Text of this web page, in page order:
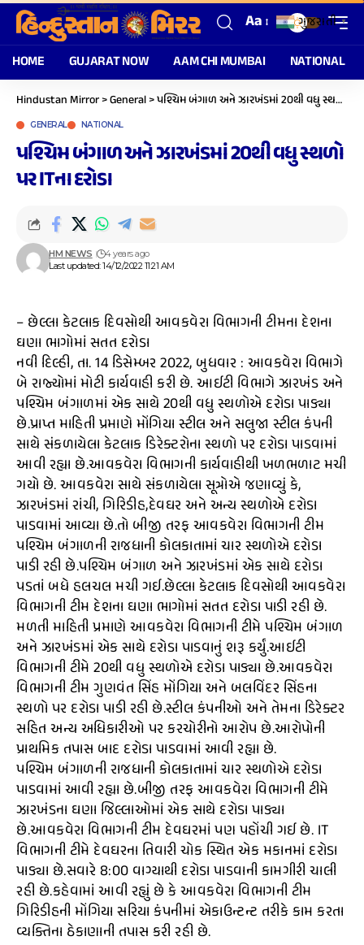
Aa
HOME GUJARAT NOW AAM CHI MUMBAI NATIONAL
Hindustan Mirror>General>પશ્ચિમ બંગાળ અને ઝારખંડમાં 20થી વધુ સ્થળો પર ITના દરોડા
GENERAL NATIONAL
પશ્ચિમ બંગાળ અને ઝારખંડમાં 20થી વધુ સ્થળો
પર ITના દરોડા
Last updated: 14/12/2022 11:21 AM
HM NEWS 4 years ago
– છેલ્લા કેટલાક દિવસોથી આવકવેરા વિભાગની ટીમના દેશના
ઘણા ભાગોમાં સતત દરોડા
નવી દિલ્હી, તા. 14 ડિસેમ્બર 2022, બુધવાર : આવકવેરા વિભાગે
બે રાજ્યોમાં મોટી કાર્યવાહી કરી છે. આઈટી વિભાગે ઝારખંડ અને
પશ્ચિમ બંગાળમાં એક સાથે 20થી વધુ સ્થળોએ દરોડા પાડ્યા
છે.પ્રાપ્ત માહિતી પ્રમાણે મોંગિયા સ્ટીલ અને સલુજા સ્ટીલ કંપની
સાથે સંકળાયેલા કેટલાક ડિરેક્ટરોના સ્થળો પર દરોડા પાડવામાં
આવી રહ્યા છે.આવકવેરા વિભાગની કાર્યવાહીથી ખળભળાટ મચી
ગયો છે. આવકવેરા સાથે સંકળાયેલા સૂત્રોએ જણાવ્યું કે,
ઝારખંડમાં રાંચી, ગિરિડીહ,દેવઘર અને અન્ય સ્થળોએ દરોડા
પાડવામાં આવ્યા છે.તો બીજી તરફ આવકવેરા વિભાગની ટીમ
પશ્ચિમ બંગાળની રાજધાની કોલકાતામાં ચાર સ્થળોએ દરોડા
પાડી રહી છે.પશ્ચિમ બંગાળ અને ઝારખંડમાં એક સાથે દરોડા
પડતાં બધે હલચલ મચી ગઈ.છેલ્લા કેટલાક દિવસોથી આવકવેરા
વિભાગની ટીમ દેશના ઘણા ભાગોમાં સતત દરોડા પાડી રહી છે.
મળતી માહિતી પ્રમાણે આવકવેરા વિભાગની ટીમે પશ્ચિમ બંગાળ
અને ઝારખંડમાં એક સાથે દરોડા પાડવાનું શરૂ કર્યું.આઈટી
વિભાગની ટીમે 20થી વધુ સ્થળોએ દરોડા પાડ્યા છે.આવકવેરા
વિભાગની ટીમ ગુણવંત સિંહ મોંગિયા અને બલવિંદર સિંહના
સ્થળો પર દરોડા પાડી રહી છે.સ્ટીલ કંપનીઓ અને તેમના ડિરેક્ટર
સહિત અન્ય અધિકારીઓ પર કરચોરીનો આરોપ છે.આરોપોની
પ્રાથમિક તપાસ બાદ દરોડા પાડવામાં આવી રહ્યા છે.
પશ્ચિમ બંગાળની રાજધાની કોલકાતામાં ચાર સ્થળોએ દરોડા
પાડવામાં આવી રહ્યા છે.બીજી તરફ આવકવેરા વિભાગની ટીમે
ઝારખંડના ઘણા જિલ્લાઓમાં એક સાથે દરોડા પાડ્યા
છે.આવકવેરા વિભાગની ટીમ દેવઘરમાં પણ પહોંચી ગઈ છે. IT
વિભાગની ટીમે દેવઘરના તિવારી ચોક સ્થિત એક મકાનમાં દરોડા
પાડ્યા છે.સવારે 8:00 વાગ્યાથી દરોડા પાડવાની કામગીરી ચાલી
રહી છે.કહેવામાં આવી રહ્યું છે કે આવકવેરા વિભાગની ટીમ
ગિરિડીહની મોંગિયા સરિયા કંપનીમાં એકાઉન્ટન્ટ તરીકે કામ કરતા
વ્યક્તિના ઠેકાણાની તપાસ કરી રહી છે.
ગુજરાતી ▼